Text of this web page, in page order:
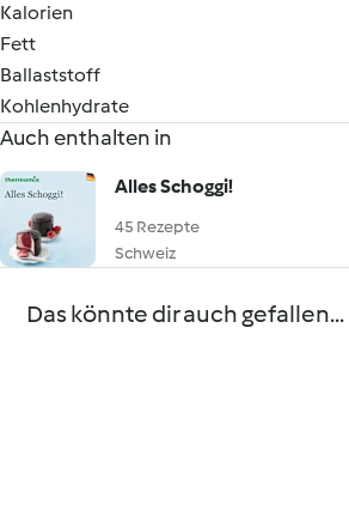
Kalorien
Fett
Ballaststoff
Kohlenhydrate
Auch enthalten in
Alles Schoggi!
45 Rezepte
Schweiz
Das könnte dir auch gefallen...